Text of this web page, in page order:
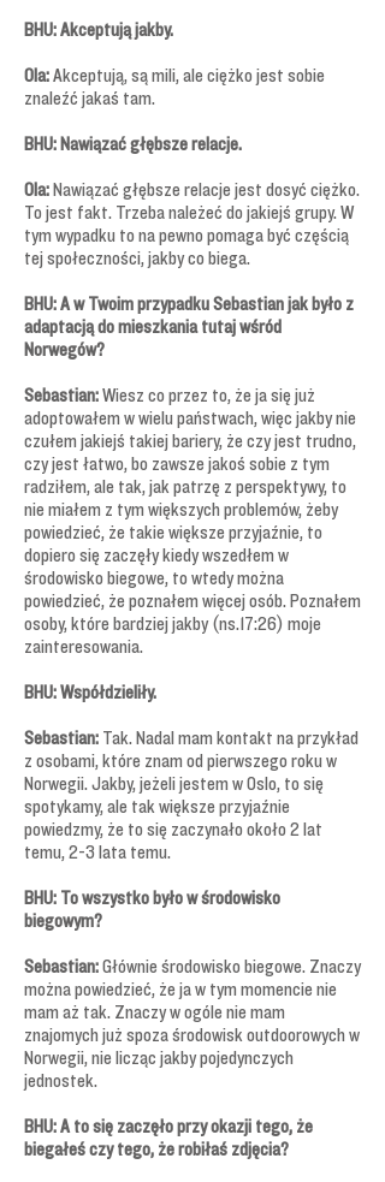
BHU: Akceptują jakby.
Ola:Akceptują, są mili, ale ciężko jest sobie
znaleźć jakaś tam.
BHU: Nawiązać głębsze relacje.
Ola:Nawiązać głębsze relacje jest dosyć ciężko.
To jest fakt. Trzeba należeć do jakiejś grupy. W
tym wypadku to na pewno pomaga być częścią
tej społeczności, jakby co biega.
BHU: A w Twoim przypadku Sebastian jak było z
adaptacją do mieszkania tutaj wśród
Norwegów?
Sebastian:Wiesz co przez to, że ja się już
adoptowałem w wielu państwach, więc jakby nie
czułem jakiejś takiej bariery, że czy jest trudno,
czy jest łatwo, bo zawsze jakoś sobie z tym
radziłem, ale tak, jak patrzę z perspektywy, to
nie miałem z tym większych problemów, żeby
powiedzieć, że takie większe przyjaźnie, to
dopiero się zaczęły kiedy wszedłem w
środowisko biegowe, to wtedy można
powiedzieć, że poznałem więcej osób. Poznałem
osoby, które bardziej jakby (ns.17:26) moje
zainteresowania.
BHU: Współdzieliły.
Sebastian: Tak. Nadal mam kontakt na przykład
z osobami, które znam od pierwszego roku w
Norwegii. Jakby, jeżeli jestem w Oslo, to się
spotykamy, ale tak większe przyjaźnie
powiedzmy, że to się zaczynało około 2 lat
temu, 2-3 lata temu.
BHU: To wszystko było w środowisko
biegowym?
Sebastian:Głównie środowisko biegowe. Znaczy
można powiedzieć, że ja w tym momencie nie
mam aż tak. Znaczy w ogóle nie mam
znajomych już spoza środowisk outdoorowych w
Norwegii, nie licząc jakby pojedynczych
jednostek.
BHU: A to się zaczęło przy okazji tego, że
biegałeś czy tego, że robiłaś zdjęcia?